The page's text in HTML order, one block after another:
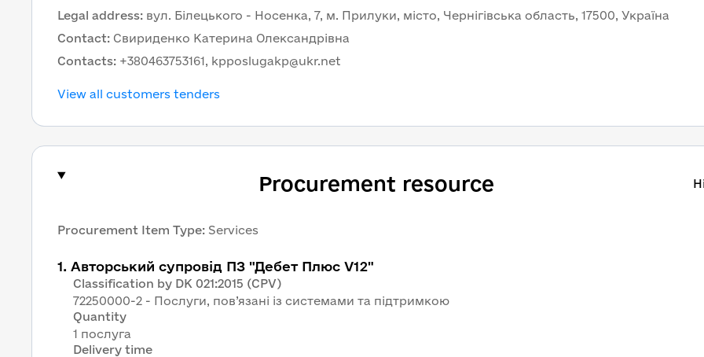
Legal address: вул. Білецького - Носенка, 7, м. Прилуки, місто, Чернігівська область, 17500, Україна
Contact: Свириденко Катерина Олександрівна
Contacts: +380463753161, kpposlugakp@ukr.net
View all customers tenders
Procurement resource
Procurement Item Type: Services
1. Авторський супровід ПЗ "Дебет Плюс V12"
Classification by DK 021:2015 (CPV)
72250000-2 - Послуги, пов’язані із системами та підтримкою
Quantity
1 послуга
Delivery time